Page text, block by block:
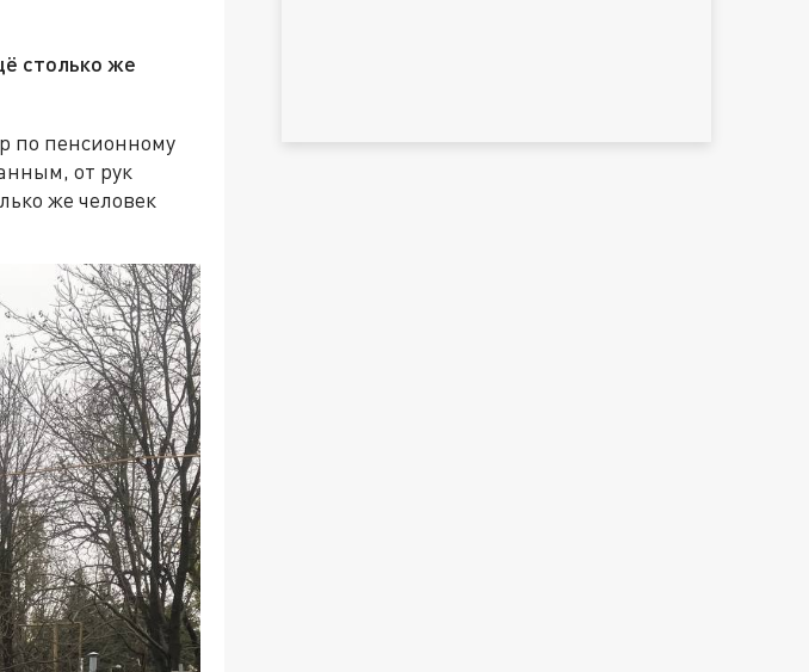
столько же
по пенсионному
от рук
же человек